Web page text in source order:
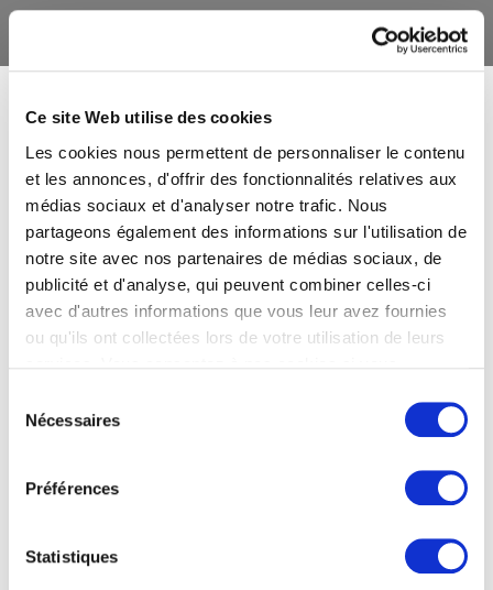
Ce site Web utilise des cookies
Les cookies nous permettent de personnaliser le contenu
et les annonces, d'offrir des fonctionnalités relatives aux
médias sociaux et d'analyser notre trafic. Nous
partageons également des informations sur l'utilisation de
notre site avec nos partenaires de médias sociaux, de
publicité et d'analyse, qui peuvent combiner celles-ci
avec d'autres informations que vous leur avez fournies
ou qu'ils ont collectées lors de votre utilisation de leurs
Nécessaires
Préférences
Statistiques